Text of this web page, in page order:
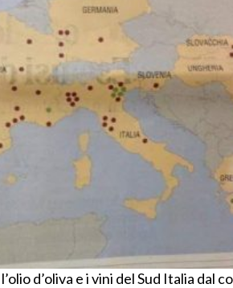
d’oliva e i vini del Sud Italia dal